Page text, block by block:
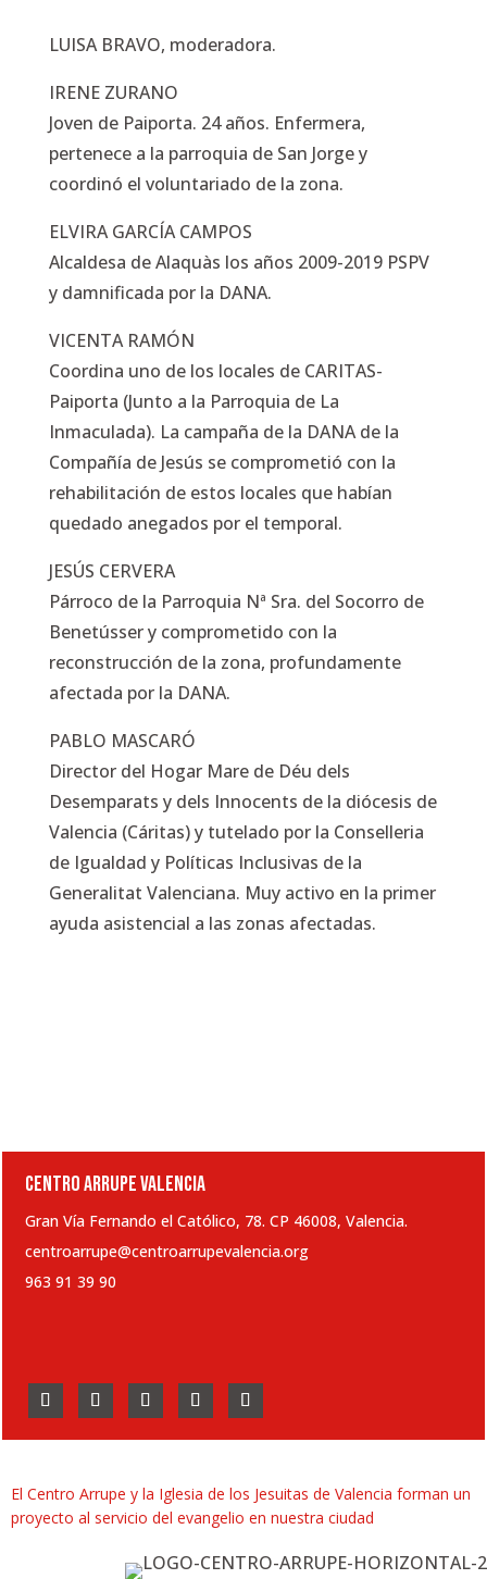
LUISA BRAVO, moderadora.
IRENE ZURANO
Joven de Paiporta. 24 años. Enfermera,
pertenece a la parroquia de San Jorge y
coordinó el voluntariado de la zona.
ELVIRA GARCÍA CAMPOS
Alcaldesa de Alaquàs los años 2009-2019 PSPV
y damnificada por la DANA.
VICENTA RAMÓN
Coordina uno de los locales de CARITAS-
Paiporta (Junto a la Parroquia de La
Inmaculada). La campaña de la DANA de la
Compañía de Jesús se comprometió con la
rehabilitación de estos locales que habían
quedado anegados por el temporal.
JESÚS CERVERA
Párroco de la Parroquia Nª Sra. del Socorro de
Benetússer y comprometido con la
reconstrucción de la zona, profundamente
afectada por la DANA.
PABLO MASCARÓ
Director del Hogar Mare de Déu dels
Desemparats y dels Innocents de la diócesis de
Valencia (Cáritas) y tutelado por la Conselleria
de Igualdad y Políticas Inclusivas de la
Generalitat Valenciana. Muy activo en la primer
ayuda asistencial a las zonas afectadas.
CENTRO ARRUPE VALENCIA
Gran Vía Fernando el Católico, 78. CP 46008, Valencia.
centroarrupe@centroarrupevalencia.org
963 91 39 90
El Centro Arrupe y la Iglesia de los Jesuitas de Valencia forman un
proyecto al servicio del evangelio en nuestra ciudad